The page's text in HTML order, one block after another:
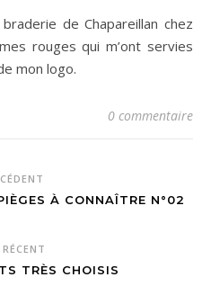
de Chapareillan chez
rouges qui m’ont servies
mon logo.
0 commentaire
À CONNAÎTRE N°02
TRÈS CHOISIS